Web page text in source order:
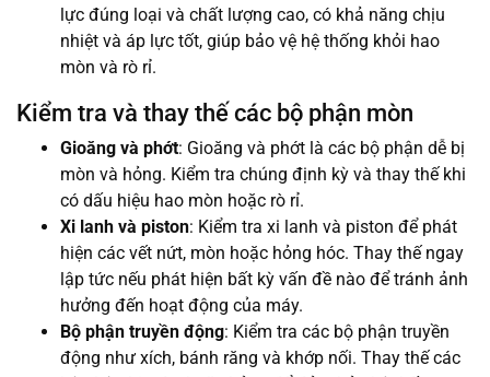
lực đúng loại và chất lượng cao, có khả năng chịu
nhiệt và áp lực tốt, giúp bảo vệ hệ thống khỏi hao
mòn và rò rỉ.
Kiểm tra và thay thế các bộ phận mòn
Gioăng và phớt: Gioăng và phớt là các bộ phận dễ bị
mòn và hỏng. Kiểm tra chúng định kỳ và thay thế khi
có dấu hiệu hao mòn hoặc rò rỉ.
Xi lanh và piston: Kiểm tra xi lanh và piston để phát
hiện các vết nứt, mòn hoặc hỏng hóc. Thay thế ngay
lập tức nếu phát hiện bất kỳ vấn đề nào để tránh ảnh
hưởng đến hoạt động của máy.
Bộ phận truyền động: Kiểm tra các bộ phận truyền
động như xích, bánh răng và khớp nối. Thay thế các